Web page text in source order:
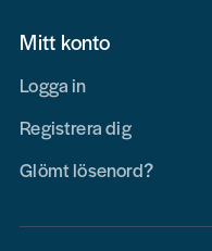
Mitt konto
Logga in
Registrera dig
Glömt lösenord?